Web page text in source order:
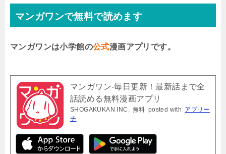
マンガワンで無料で読めます
マンガワンは小学館の公式漫画アプリです。
マンガワン-毎日更新！最新話まで全
話読める無料漫画アプリ
SHOGAKUKAN INC. 無料 posted with アプリー
チ